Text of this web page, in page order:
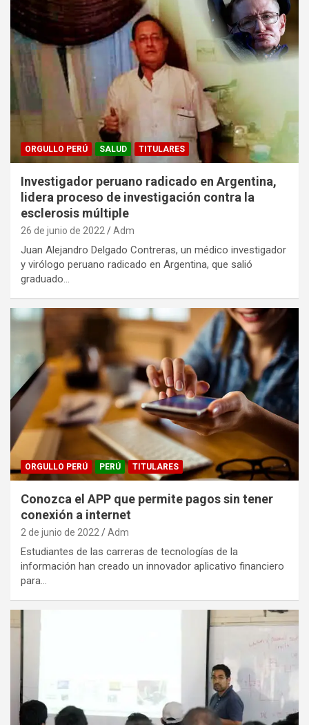
ORGULLO PERÚ SALUD TITULARES
Investigador peruano radicado en Argentina,
lidera proceso de investigación contra la
esclerosis múltiple
26 de junio de 2022 Adm
Juan Alejandro Delgado Contreras, un médico investigador
y virólogo peruano radicado en Argentina, que salió
graduado…
ORGULLO PERÚ PERÚ TITULARES
Conozca el APP que permite pagos sin tener
conexión a internet
2 de junio de 2022 Adm
Estudiantes de las carreras de tecnologías de la
información han creado un innovador aplicativo financiero
para…